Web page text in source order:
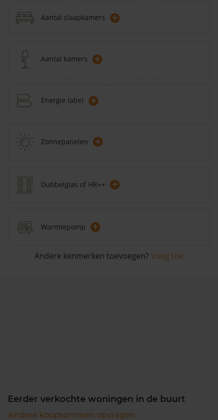
Aantal slaapkamers +
Aantal kamers +
Energie label +
Zonnepanelen +
Dubbelglas of HR++ +
Warmtepomp +
Andere kenmerken toevoegen? Voeg toe
Eerder verkochte woningen in de buurt
Andere koopsommen opvragen